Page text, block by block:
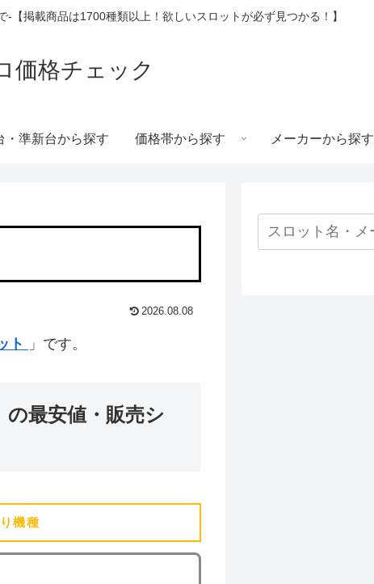
【掲載商品は1700種類以上！欲しいスロットが必ず見つかる！】
価格チェック
・準新台から探す 価格帯から探す メーカーから探す
2026.08.08
ト 」です。
最安値・販売シ
機種